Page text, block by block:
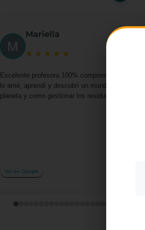
a
su
Mariella
★ ★ ★ ★ ★
Excelente profesora 100% comprometida por
lo amé, aprendí y descubrí un mundo lleno de
planeta y como gestionar los residuos desde
Ver en Google